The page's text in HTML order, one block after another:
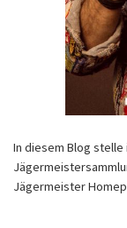
In diesem Blog stelle
Jägermeister